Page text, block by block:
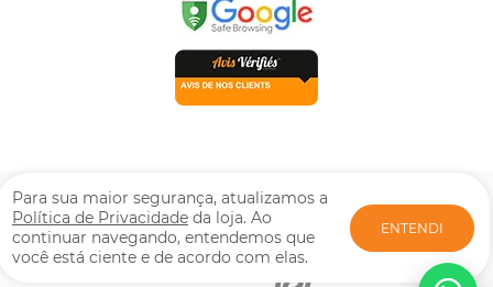
Para sua maior segurança, atualizamos a
Política de Privacidade da loja. Ao
continuar navegando, entendemos que
você está ciente e de acordo com elas.
ENTENDI
© Mpozenato Todos os direitos reservados. Proibida reprodução
total ou parcial. Preços e estoque sujeito a alterações sem aviso
prévio. M. POZENATO LTDA | CNPJ: 08.417.266/0001-46. Rua:
Fruxu-Serrano, 717 - Jardim Alto da Boa Vista - Arapongas - PR |
CEP: 86706-761